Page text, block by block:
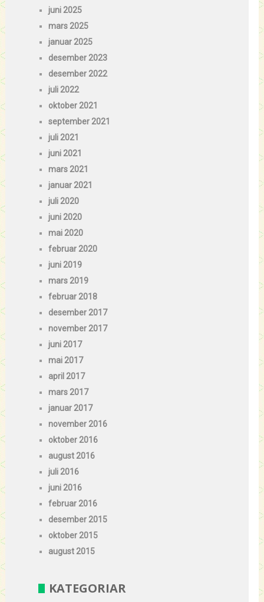
juni 2025
mars 2025
januar 2025
desember 2023
desember 2022
juli 2022
oktober 2021
september 2021
juli 2021
juni 2021
mars 2021
januar 2021
juli 2020
juni 2020
mai 2020
februar 2020
juni 2019
mars 2019
februar 2018
desember 2017
november 2017
juni 2017
mai 2017
april 2017
mars 2017
januar 2017
november 2016
oktober 2016
august 2016
juli 2016
juni 2016
februar 2016
desember 2015
oktober 2015
august 2015
KATEGORIAR